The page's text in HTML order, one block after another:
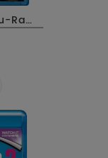
THE HANGOVER PART 3 Blu-Ray USED